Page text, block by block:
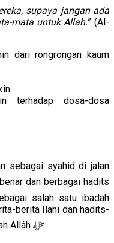
supaya jangan ada
mata untuk Allah.” (Al-
dari rongrongan kaum
terhadap dosa-dosa
sebagai syahid di jalan
salah satu ibadah
berita Ilahi dan hadits-
hadits Nabi tersebut antara lain firman Allâh ﷻ: